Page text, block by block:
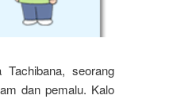
seorang
dan pemalu. Kalo